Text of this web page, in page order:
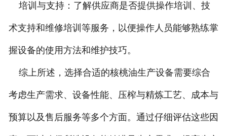
培训与支持：了解供应商是否提供操作培训、技
术支持和维修培训等服务，以便操作人员能够熟练掌
握设备的使用方法和维护技巧。
综上所述，选择合适的核桃油生产设备需要综合
考虑生产需求、设备性能、压榨与精炼工艺、成本与
预算以及售后服务等多个方面。通过仔细评估这些因